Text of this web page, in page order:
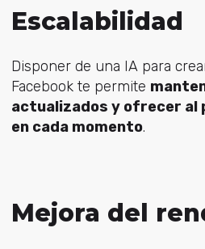
Escalabilidad
Disponer de una IA para
Facebook te permite
actualizados y ofrecer al
en cada momento.
Mejora del